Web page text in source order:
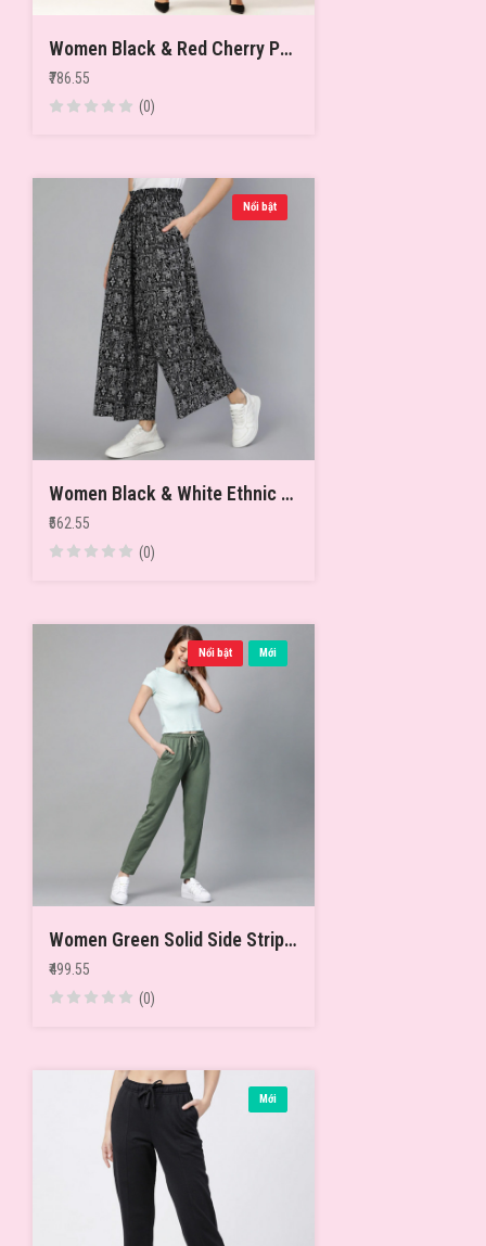
Women Black & Red Cherry Print Wide Leg Palazzos
₹786.55
(0)
Nổi bật
Women Black & White Ethnic Motifs Printed Cotton Palazzos
₹562.55
(0)
Nổi bật Mới
Women Green Solid Side Stripes Cropped Track Pants
₹499.55
(0)
Mới